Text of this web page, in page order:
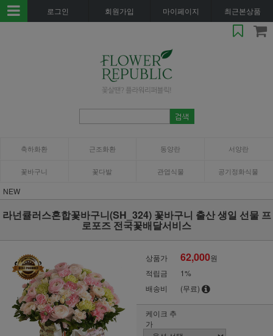
로그인 회원가입 마이페이지 최근본상품
축하화환 근조화환 동양란 서양란
꽃바구니 꽃다발 관엽식물 공기정화식물
NEW
라넌큘러스혼합꽃바구니(SH_324) 꽃바구니 출산 생일 선물 프
로포즈 전국꽃배달서비스
상품가 62,000원
적립금
1%
배송비
(무료)
케이크 추
가